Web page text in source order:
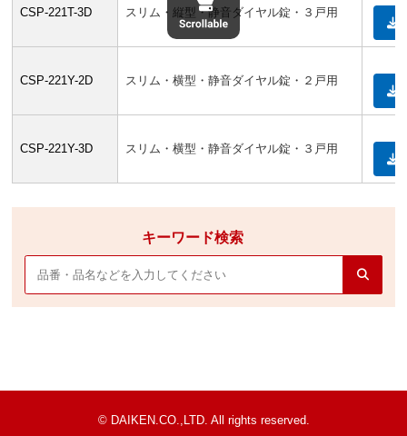
CSP-221T-3D スリム・縦型・静音ダイヤル錠・３戸用
CSP-221Y-2D スリム・横型・静音ダイヤル錠・２戸用
CSP-221Y-3D スリム・横型・静音ダイヤル錠・３戸用
キーワード検索
© DAIKEN.CO.,LTD. All rights reserved.